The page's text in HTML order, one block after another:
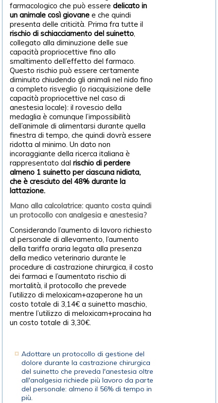
farmacologico che può esseredelicato in
un animale così giovane e che quindi
presenta delle criticità. Prima fra tutte il
rischio di schiacciamento del suinetto,
collegato alla diminuzione delle sue
capacità propriocettive fino allo
smaltimento dell’effetto del farmaco.
Questo rischio può essere certamente
diminuito chiudendo gli animali nel nido fino
a completo risveglio (o riacquisizione delle
capacità propriocettive nel caso di
anestesia locale): il rovescio della
medaglia è comunque l’impossibilità
dell’animale di alimentarsi durante quella
finestra di tempo, che quindi dovrà essere
ridotta al minimo. Un dato non
incoraggiante della ricerca italiana è
rappresentato dalrischio di perdere
almeno 1 suinetto per ciascuna nidiata,
che è cresciuto del 48% durante la
lattazione.
Mano alla calcolatrice: quanto costa quindi
un protocollo con analgesia e anestesia?
Considerando l’aumento di lavoro richiesto
al personale di allevamento, l’aumento
della tariffa oraria legata alla presenza
della medico veterinario durante le
procedure di castrazione chirurgica, il costo
dei farmaci e l’aumentato rischio di
mortalità, il protocollo che prevede
l’utilizzo di meloxicam+azaperone ha un
costo totale di 3,14€ a suinetto maschio,
mentre l’utilizzo di meloxicam+procaina ha
un costo totale di 3,30€.
Adottare un protocollo di gestione del
dolore durante la castrazione chirurgica
del suinetto che preveda l'anestesia oltre
all'analgesia richiede più lavoro da parte
del personale: almeno il 56% di tempo in
più.